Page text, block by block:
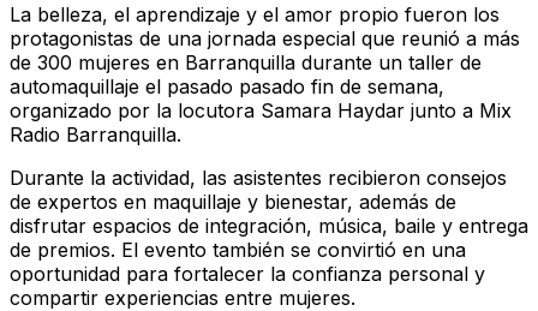
La belleza, el aprendizaje y el amor propio fueron los
protagonistas de una jornada especial que reunió a más
de 300 mujeres en Barranquilla durante un taller de
automaquillaje el pasado pasado fin de semana,
organizado por la locutora Samara Haydar junto a Mix
Radio Barranquilla.
Durante la actividad, las asistentes recibieron consejos
de expertos en maquillaje y bienestar, además de
disfrutar espacios de integración, música, baile y entrega
de premios. El evento también se convirtió en una
oportunidad para fortalecer la confianza personal y
compartir experiencias entre mujeres.